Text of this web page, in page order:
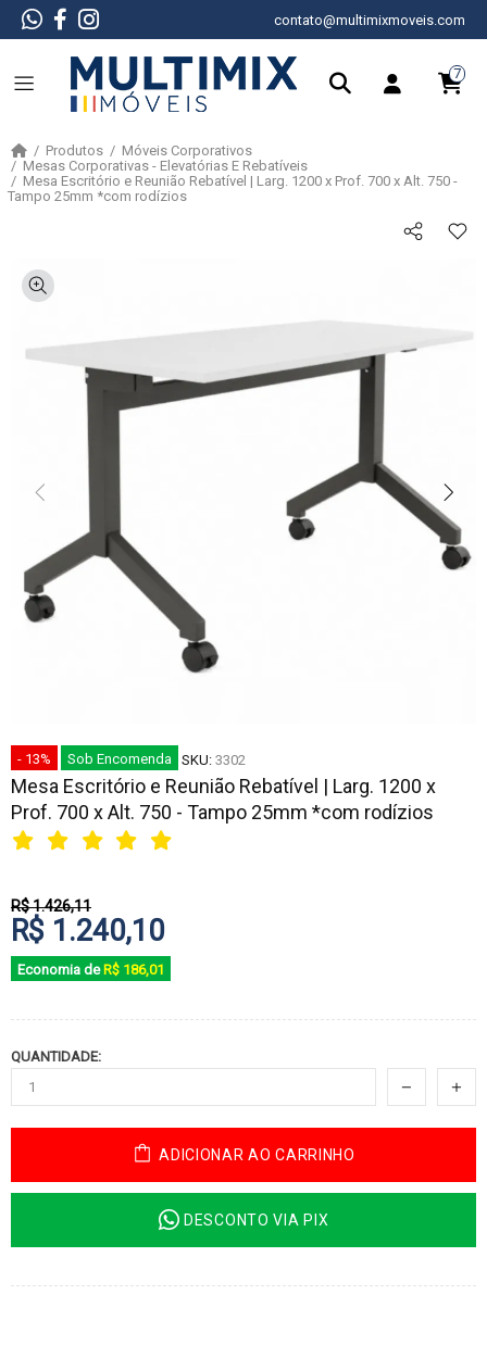
contato@multimixmoveis.com
7
Produtos
Móveis Corporativos
Mesas Corporativas - Elevatórias E Rebatíveis
Mesa Escritório e Reunião Rebatível | Larg. 1200 x Prof. 700 x Alt. 750 -
Tampo 25mm *com rodízios
- 13% Sob Encomenda SKU: 3302
Mesa Escritório e Reunião Rebatível | Larg. 1200 x
Prof. 700 x Alt. 750 - Tampo 25mm *com rodízios
R$ 1.426,11
R$ 1.240,10
Economia de R$ 186,01
QUANTIDADE:
ADICIONAR AO CARRINHO
DESCONTO VIA PIX